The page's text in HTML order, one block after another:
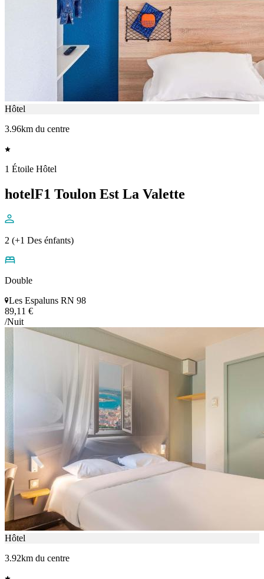
Hôtel
3.96km du centre
1 Étoile Hôtel
hotelF1 Toulon Est La Valette
2 (+1 Des énfants)
Double
Les Espaluns RN 98
89,11 €
/Nuit
Hôtel
3.92km du centre